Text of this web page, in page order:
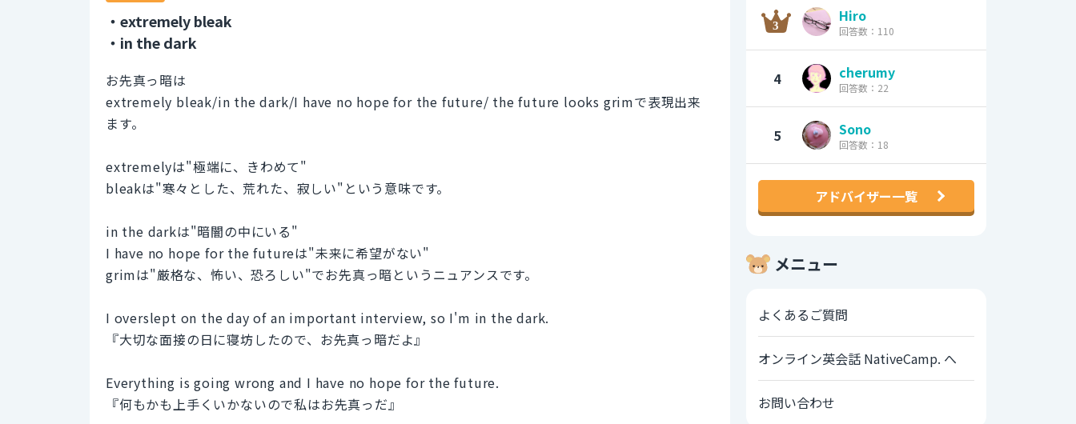
・extremely bleak
・in the dark
お先真っ暗は
extremely bleak/in the dark/I have no hope for the future/ the future looks grimで表現出来
ます。
extremelyは"極端に、きわめて"
bleakは"寒々とした、荒れた、寂しい"という意味です。
in the darkは"暗闇の中にいる"
I have no hope for the futureは"未来に希望がない"
grimは"厳格な、怖い、恐ろしい"でお先真っ暗というニュアンスです。
I overslept on the day of an important interview, so I'm in the dark.
『大切な面接の日に寝坊したので、お先真っ暗だよ』
Everything is going wrong and I have no hope for the future.
『何もかも上手くいかないので私はお先真っだ』
Hiro
回答数：110
4 cherumy
回答数：22
5 Sono
回答数：18
アドバイザー一覧
メニュー
よくあるご質問
オンライン英会話 NativeCamp. へ
お問い合わせ